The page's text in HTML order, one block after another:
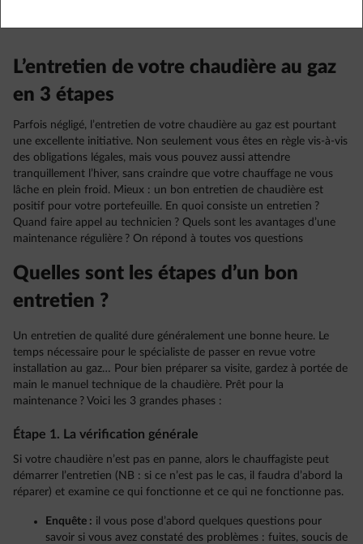
L’entretien de votre chaudière au gaz
en 3 étapes
Parfois négligé, l’entretien de votre chaudière au gaz est pourtant
une excellente initiative. Non seulement vous êtes en règle vis-à-vis
des obligations légales, mais vous pouvez aussi attendre
tranquillement l’hiver, sans craindre que votre chauffage ne vous
lâche en plein froid. Mieux : un bon entretien de chaudière est
positif pour votre portefeuille. En quoi consiste un entretien ?
Quand faire appel au technicien ? Quels sont les avantages d’une
maintenance régulière ? On répond à toutes vos questions
Quelles sont les étapes d’un bon
entretien ?
Un entretien de qualité dure généralement une bonne heure. Le
temps nécessaire pour le spécialiste de passer en revue votre
installation au gaz… Pour bien préparer sa visite, gardez à portée de
main le manuel technique de la chaudière. Prêt pour la
maintenance ? Voici les 3 grandes phases :
Étape 1. La vérification générale
Si votre chaudière n’est pas en panne, alors le chauffagiste peut
démarrer l’entretien (NB : si ce n’est pas le cas, il faudra d’abord la
réparer) et examine ce qui fonctionne et ce qui ne fonctionne pas.
Enquête : il vous pose d’abord quelques questions pour
savoir si vous avez constaté des problèmes : fuites, soucis de